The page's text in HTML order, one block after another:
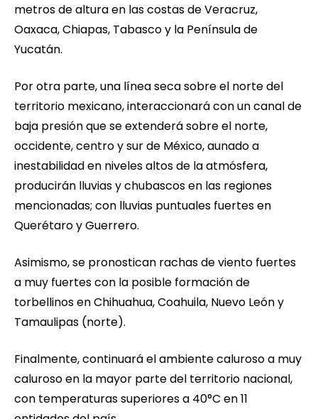
metros de altura en las costas de Veracruz,
Oaxaca, Chiapas, Tabasco y la Península de
Yucatán.
Por otra parte, una línea seca sobre el norte del
territorio mexicano, interaccionará con un canal de
baja presión que se extenderá sobre el norte,
occidente, centro y sur de México, aunado a
inestabilidad en niveles altos de la atmósfera,
producirán lluvias y chubascos en las regiones
mencionadas; con lluvias puntuales fuertes en
Querétaro y Guerrero.
Asimismo, se pronostican rachas de viento fuertes
a muy fuertes con la posible formación de
torbellinos en Chihuahua, Coahuila, Nuevo León y
Tamaulipas (norte).
Finalmente, continuará el ambiente caluroso a muy
caluroso en la mayor parte del territorio nacional,
con temperaturas superiores a 40°C en 11